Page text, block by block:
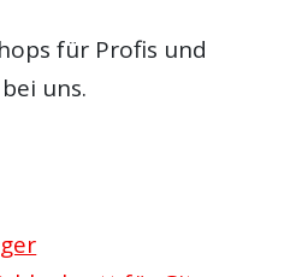
für Profis und
uns.